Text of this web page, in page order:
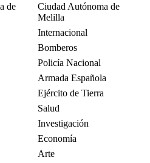
de
Ciudad Autónoma de
Melilla
Internacional
Bomberos
Policía Nacional
Armada Española
Ejército de Tierra
Salud
Investigación
Economía
Arte